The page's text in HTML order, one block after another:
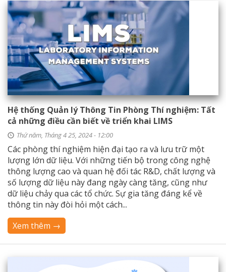
Hệ thống Quản lý Thông Tin Phòng Thí nghiệm: Tất
cả những điều cần biết về triển khai LIMS
Thứ năm, Tháng 4 25, 2024 - 12:00
Các phòng thí nghiệm hiện đại tạo ra và lưu trữ một
lượng lớn dữ liệu. Với những tiến bộ trong công nghệ
thông lượng cao và quan hệ đối tác R&D, chất lượng và
số lượng dữ liệu này đang ngày càng tăng, cũng như
dữ liệu chảy qua các tổ chức. Sự gia tăng đáng kể về
thông tin này đòi hỏi một cách...
Xem thêm →